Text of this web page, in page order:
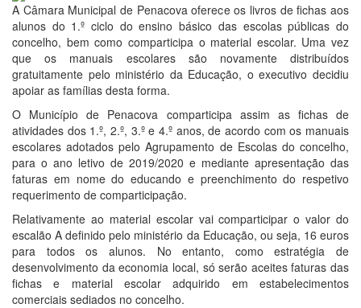
A Câmara Municipal de Penacova oferece os livros de fichas aos
alunos do 1.º ciclo do ensino básico das escolas públicas do
concelho, bem como comparticipa o material escolar. Uma vez
que os manuais escolares são novamente distribuídos
gratuitamente pelo ministério da Educação, o executivo decidiu
apoiar as famílias desta forma.
O Município de Penacova comparticipa assim as fichas de
atividades dos 1.º, 2.º, 3.º e 4.º anos, de acordo com os manuais
escolares adotados pelo Agrupamento de Escolas do concelho,
para o ano letivo de 2019/2020 e mediante apresentação das
faturas em nome do educando e preenchimento do respetivo
requerimento de comparticipação.
Relativamente ao material escolar vai comparticipar o valor do
escalão A definido pelo ministério da Educação, ou seja, 16 euros
para todos os alunos. No entanto, como estratégia de
desenvolvimento da economia local, só serão aceites faturas das
fichas e material escolar adquirido em estabelecimentos
comerciais sediados no concelho.